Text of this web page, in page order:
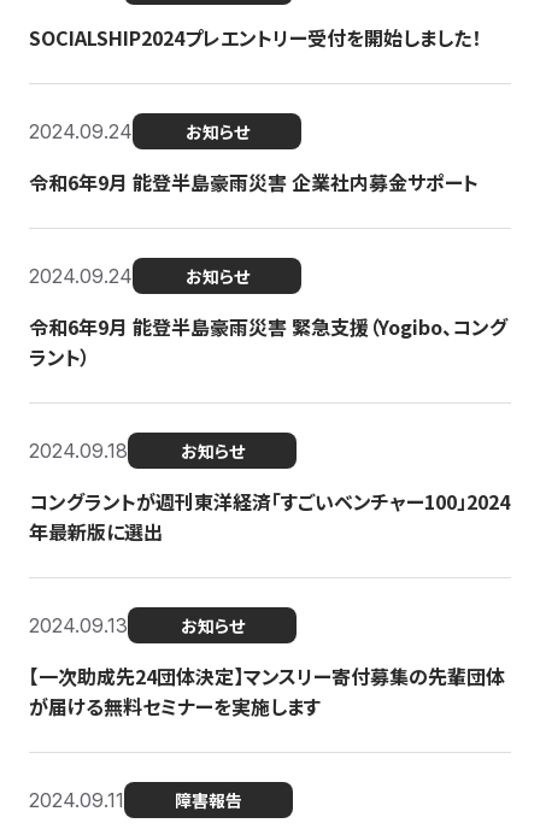
SOCIALSHIP2024プレエントリー受付を開始しました！
2024.09.24 お知らせ
令和6年9月 能登半島豪雨災害 企業社内募金サポート
2024.09.24 お知らせ
令和6年9月 能登半島豪雨災害 緊急支援（Yogibo、コング
ラント）
2024.09.18 お知らせ
コングラントが週刊東洋経済「すごいベンチャー100」2024
年最新版に選出
2024.09.13 お知らせ
【一次助成先24団体決定】マンスリー寄付募集の先輩団体
が届ける無料セミナーを実施します
2024.09.11 障害報告